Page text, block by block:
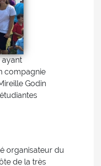
ayant
compagnie
Godin
organisateur du
de la très